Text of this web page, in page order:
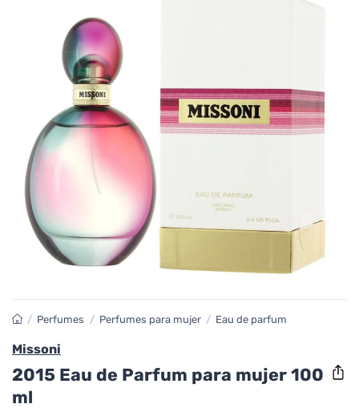
/ Perfumes / Perfumes para mujer / Eau de parfum
Missoni
2015 Eau de Parfum para mujer 100
ml